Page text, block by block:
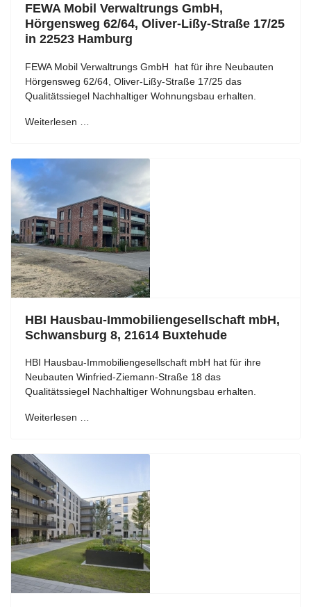
FEWA Mobil Verwaltrungs GmbH,
Hörgensweg 62/64, Oliver-Lißy-Straße 17/25
in 22523 Hamburg
FEWA Mobil Verwaltrungs GmbH hat für ihre Neubauten
Hörgensweg 62/64, Oliver-Lißy-Straße 17/25 das
Qualitätssiegel Nachhaltiger Wohnungsbau erhalten.
Weiterlesen …
HBI Hausbau-Immobiliengesellschaft mbH,
Schwansburg 8, 21614 Buxtehude
HBI Hausbau-Immobiliengesellschaft mbH hat für ihre
Neubauten Winfried-Ziemann-Straße 18 das
Qualitätssiegel Nachhaltiger Wohnungsbau erhalten.
Weiterlesen …